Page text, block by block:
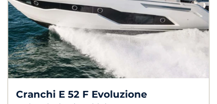
Cranchi E 52 F Evoluzione